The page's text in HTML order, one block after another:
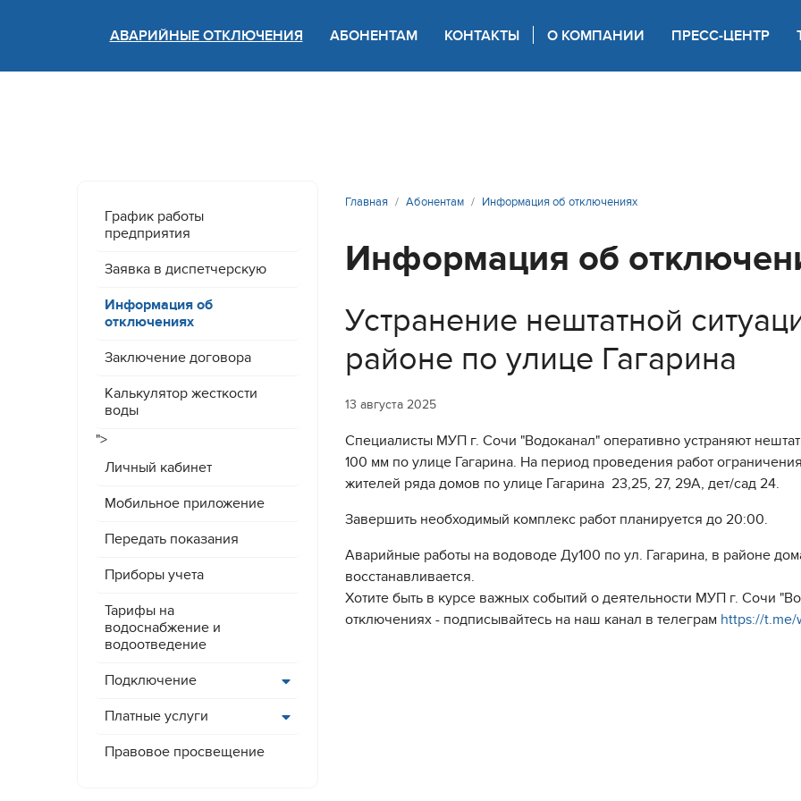
Версия для слабовидящих
АВАРИЙНЫЕ ОТКЛЮЧЕНИЯ АБОНЕНТАМ КОНТАКТЫ О КОМПАНИИ ПРЕСС-ЦЕНТР
График работы
предприятия
Заявка в диспетчерскую
Информация об
отключениях
Заключение договора
Калькулятор жесткости
воды
">
Личный кабинет
Мобильное приложение
Передать показания
Приборы учета
Тарифы на
водоснабжение и
водоотведение
Подключение
Платные услуги
Правовое просвещение
Главная Абонентам Информация об отключениях
Информация об
Устранение нештатной
районе по улице Гагарина
13 августа 2025
Специалисты МУП г. Сочи "Водоканал" оперативно устраняют
100 мм по улице Гагарина. На период проведения работ
жителей ряда домов по улице Гагарина 23,25, 27, 29А, дет/сад 24.
Завершить необходимый комплекс работ планируется до 20:00.
Аварийные работы на водоводе Ду100 по ул. Гагарина, в районе
восстанавливается.
Хотите быть в курсе важных событий о деятельности МУП г. Сочи
отключениях - подписывайтесь на наш канал в телеграм https://t.me/